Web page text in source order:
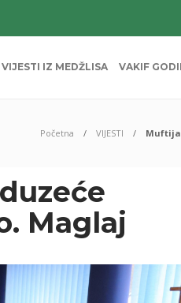
VIJESTI IZ MEDŽLISA VAKIF
Početna VIJESTI Muftija
Maglaj